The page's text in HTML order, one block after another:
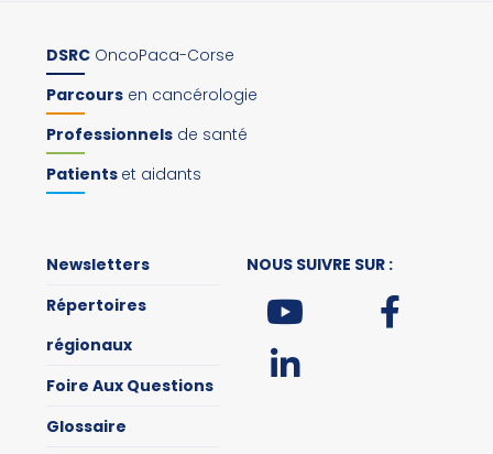
DSRC OncoPaca-Corse
Parcours en cancérologie
Professionnels de santé
Patients et aidants
Newsletters
Répertoires
régionaux
Foire Aux Questions
Glossaire
NOUS SUIVRE SUR :